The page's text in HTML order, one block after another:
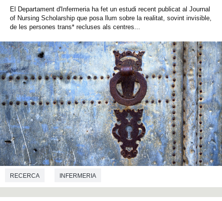
El Departament d'Infermeria ha fet un estudi recent publicat al Journal
of Nursing Scholarship que posa llum sobre la realitat, sovint invisible,
de les persones trans* recluses als centres...
RECERCA INFERMERIA